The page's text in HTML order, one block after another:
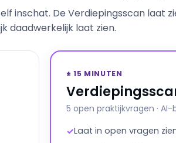
inschat. De Verdiepingsscan laat
daadwerkelijk laat zien.
± 15 MINUTEN
5 open praktijkvragen ·
✓Laat in open vragen